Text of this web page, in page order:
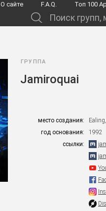
О сайте F.A.Q. Toп 100
ГРУППА
Jamiroquai
место создания:
год основания:
1992
ссылки: